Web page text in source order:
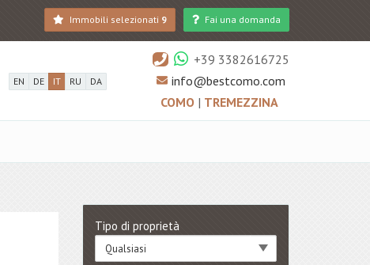
Immobili selezionati 9 Fai una domanda
EN DE IT RU DA
+39 3382616725
info@bestcomo.com
COMO | TREMEZZINA
Tipo di proprietà
Qualsiasi